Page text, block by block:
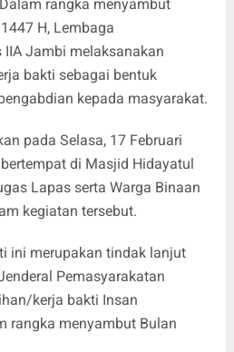
rangka menyambut
H, Lembaga
IIA Jambi melaksanakan
bakti sebagai bentuk
kepada masyarakat.
pada Selasa, 17 Februari
di Masjid Hidayatul
Lapas serta Warga Binaan
kegiatan tersebut.
ini merupakan tindak lanjut
Pemasyarakatan
kerja bakti Insan
rangka menyambut Bulan